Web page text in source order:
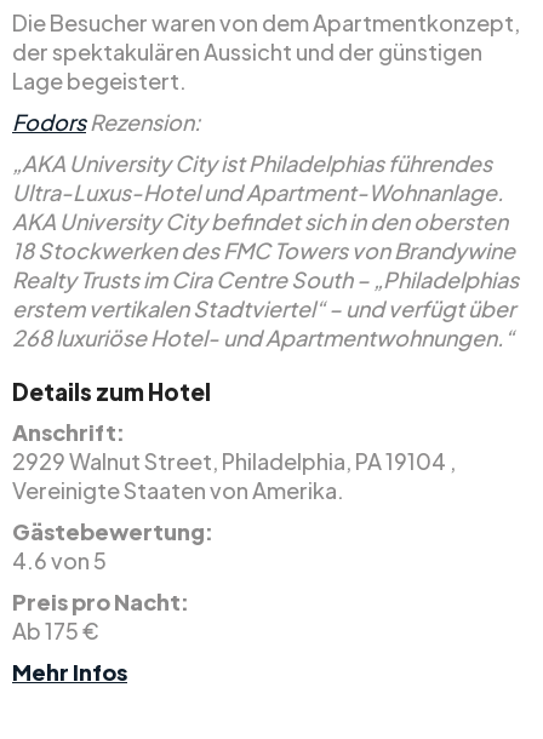
Die Besucher waren von dem Apartmentkonzept,
der spektakulären Aussicht und der günstigen
Lage begeistert.
FodorsRezension:
„AKA University City ist Philadelphias führendes
Ultra-Luxus-Hotel und Apartment-Wohnanlage.
AKA University City befindet sich in den obersten
18 Stockwerken des FMC Towers von Brandywine
Realty Trusts im Cira Centre South – „Philadelphias
erstem vertikalen Stadtviertel“ – und verfügt über
268 luxuriöse Hotel- und Apartmentwohnungen.“
Details zum Hotel
Anschrift:
2929 Walnut Street, Philadelphia, PA 19104 ,
Vereinigte Staaten von Amerika.
Gästebewertung:
4.6 von 5
Preis pro Nacht:
Ab 175 €
Mehr Infos